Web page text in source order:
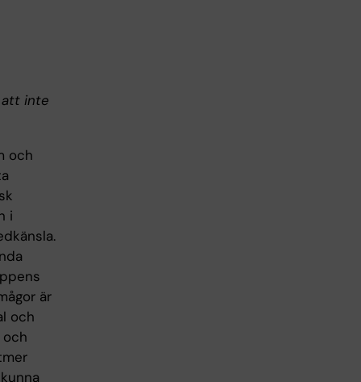
att inte
och
i
är
och
och